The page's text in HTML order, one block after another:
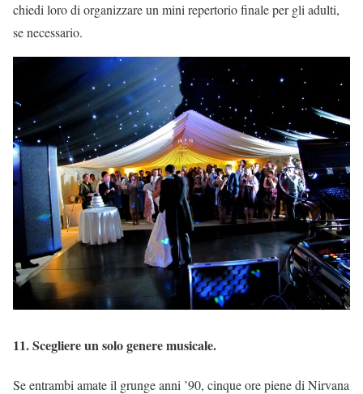
chiedi loro di organizzare un mini repertorio finale per gli adulti,
se necessario.
11. Scegliere un solo genere musicale.
Se entrambi amate il grunge anni ’90, cinque ore piene di Nirvana